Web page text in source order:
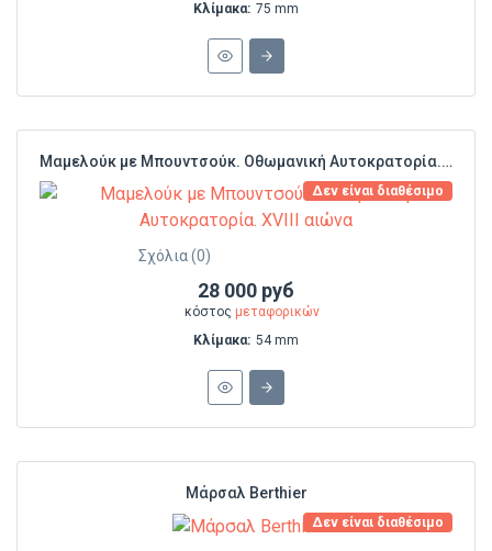
Κλίμακα: 75 mm
Μαμελούκ με Μπουντσούκ. Οθωμανική Αυτοκρατορία. XVIII αιώνα
Δεν είναι διαθέσιμο
Σχόλια (0)
28 000 руб
κόστος μεταφορικών
Κλίμακα: 54 mm
Μάρσαλ Berthier
Δεν είναι διαθέσιμο